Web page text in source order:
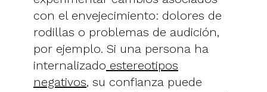
con el envejecimiento: dolores de
rodillas o problemas de audición,
por ejemplo. Si una persona ha
internalizado estereotipos
negativos, su confianza puede